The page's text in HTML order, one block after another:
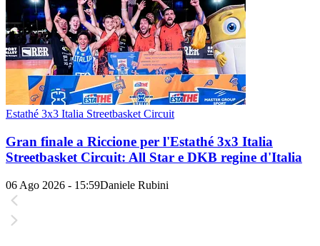
Estathé 3x3 Italia Streetbasket Circuit
Gran finale a Riccione per l'Estathé 3x3 Italia
Streetbasket Circuit: All Star e DKB regine d'Italia
06 Ago 2026 - 15:59Daniele Rubini